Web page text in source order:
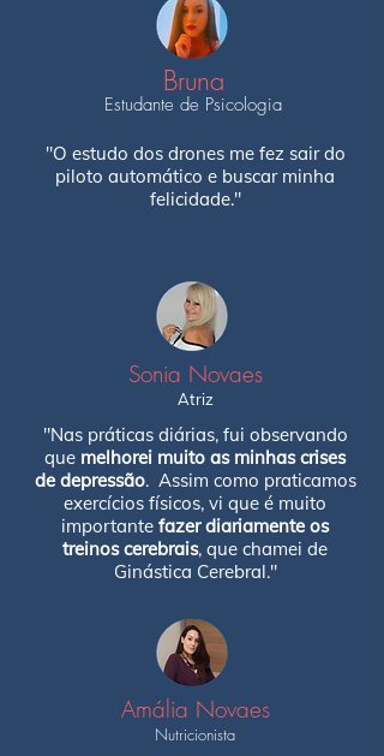
Bruna
Estudante de Psicologia
"O estudo dos drones me fez sair do
piloto automático e buscar minha
felicidade."
Sonia Novaes
Atriz
"Nas práticas diárias, fui observando
que melhorei muito as minhas crises
de depressão. Assim como praticamos
exercícios físicos, vi que é muito
importante fazer diariamente os
treinos cerebrais, que chamei de
Ginástica Cerebral."
Amália Novaes
Nutricionista